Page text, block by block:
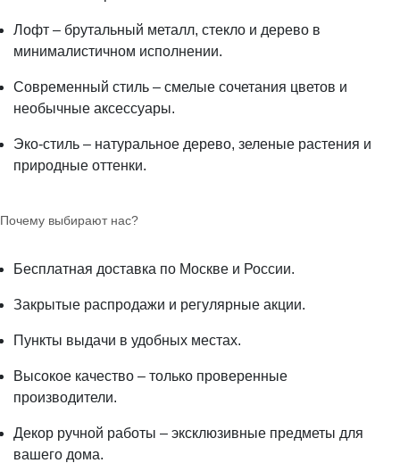
Лофт – брутальный металл, стекло и дерево в
минималистичном исполнении.
Современный стиль – смелые сочетания цветов и
необычные аксессуары.
Эко-стиль – натуральное дерево, зеленые растения и
природные оттенки.
Почему выбирают нас?
Бесплатная доставка по Москве и России.
Закрытые распродажи и регулярные акции.
Пункты выдачи в удобных местах.
Высокое качество – только проверенные
производители.
Декор ручной работы – эксклюзивные предметы для
вашего дома.